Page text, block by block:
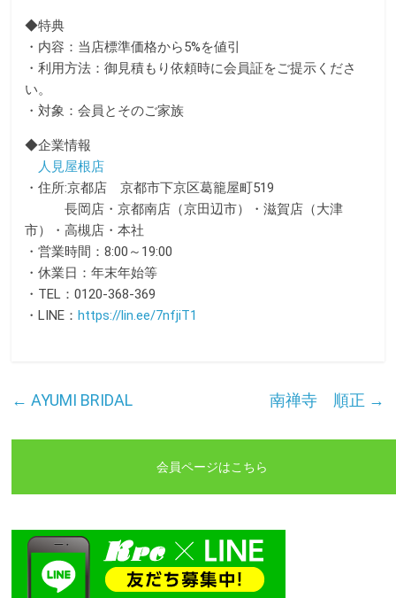
◆特典
・内容：当店標準価格から5%を値引
・利用方法：御見積もり依頼時に会員証をご提示くださ
い。
・対象：会員とそのご家族
◆企業情報
人見屋根店
・住所:京都店 京都市下京区葛籠屋町519
長岡店・京都南店（京田辺市）・滋賀店（大津
市）・高槻店・本社
・営業時間：8:00～19:00
・休業日：年末年始等
・TEL：0120-368-369
・LINE：https://lin.ee/7nfjiT1
← AYUMI BRIDAL 南禅寺 順正 →
会員ページはこちら